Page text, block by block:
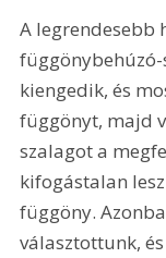
A legrendesebb
kiengedik, és
függönyt, majd
szalagot a
kifogástalan
függöny.
választottunk,